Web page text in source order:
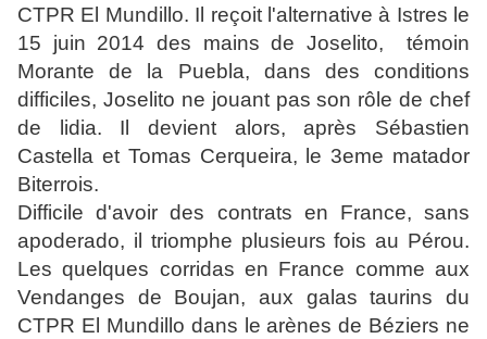
CTPR El Mundillo. Il reçoit l'alternative à Istres le
15 juin 2014 des mains de Joselito, témoin
Morante de la Puebla, dans des conditions
difficiles, Joselito ne jouant pas son rôle de chef
de lidia. Il devient alors, après Sébastien
Castella et Tomas Cerqueira, le 3eme matador
Biterrois.
Difficile d'avoir des contrats en France, sans
apoderado, il triomphe plusieurs fois au Pérou.
Les quelques corridas en France comme aux
Vendanges de Boujan, aux galas taurins du
CTPR El Mundillo dans le arènes de Béziers ne